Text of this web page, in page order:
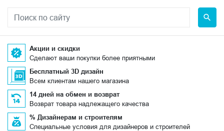
Акции и скидки
Сделают ваши покупки более приятными
Бесплатный 3D дизайн
Всем клиентам нашего магазина
14 дней на обмен и возврат
Возврат товара надлежащего качества
% Дизайнерам и строителям
Специальные условия для дизайнеров и строителей